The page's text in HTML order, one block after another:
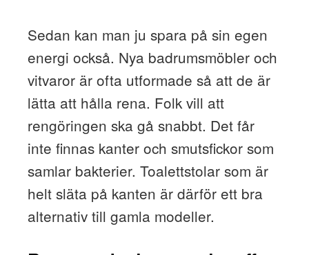
Sedan kan man ju spara på sin egen
energi också. Nya badrumsmöbler och
vitvaror är ofta utformade så att de är
lätta att hålla rena. Folk vill att
rengöringen ska gå snabbt. Det får
inte finnas kanter och smutsfickor som
samlar bakterier. Toalettstolar som är
helt släta på kanten är därför ett bra
alternativ till gamla modeller.